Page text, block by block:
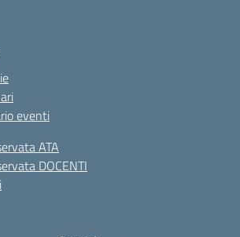
eventi
ATA
DOCENTI